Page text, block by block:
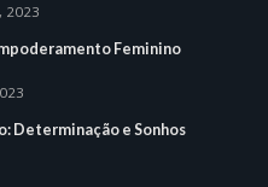
2023
Feminino
Determinação e Sonhos